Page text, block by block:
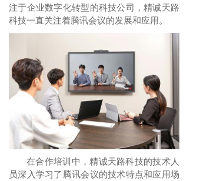
注于企业数字化转型的科技公司，精诚天路
科技一直关注着腾讯会议的发展和应用。
在合作培训中，精诚天路科技的技术人
员深入学习了腾讯会议的技术特点和应用场